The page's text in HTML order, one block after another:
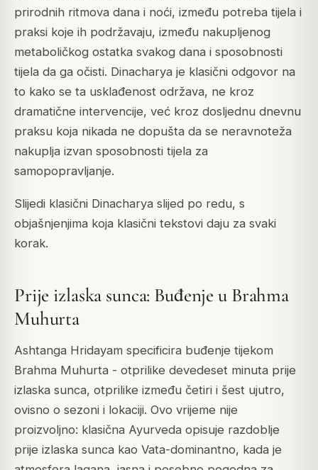
prirodnih ritmova dana i noći, između potreba tijela i
praksi koje ih podržavaju, između nakupljenog
metaboličkog ostatka svakog dana i sposobnosti
tijela da ga očisti. Dinacharya je klasični odgovor na
to kako se ta usklađenost održava, ne kroz
dramatične intervencije, već kroz dosljednu dnevnu
praksu koja nikada ne dopušta da se neravnoteža
nakuplja izvan sposobnosti tijela za
samopopravljanje.
Slijedi klasični Dinacharya slijed po redu, s
objašnjenjima koja klasični tekstovi daju za svaki
korak.
Prije izlaska sunca: Buđenje u Brahma
Muhurta
Ashtanga Hridayam specificira buđenje tijekom
Brahma Muhurta - otprilike devedeset minuta prije
izlaska sunca, otprilike između četiri i šest ujutro,
ovisno o sezoni i lokaciji. Ovo vrijeme nije
proizvoljno: klasična Ayurveda opisuje razdoblje
prije izlaska sunca kao Vata-dominantno, kada je